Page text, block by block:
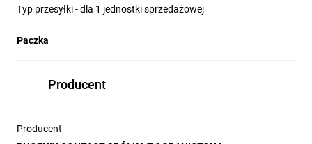
Typ przesyłki - dla 1 jednostki sprzedażowej
Paczka
Producent
Producent